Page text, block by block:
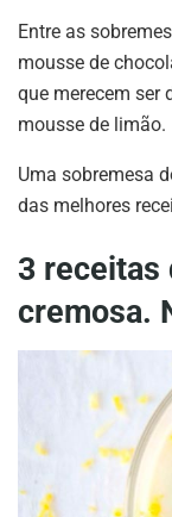
Entre as
mousse de
que merecem ser
mousse de limão.
Uma sobremesa
das melhores
3 receitas
cremosa.